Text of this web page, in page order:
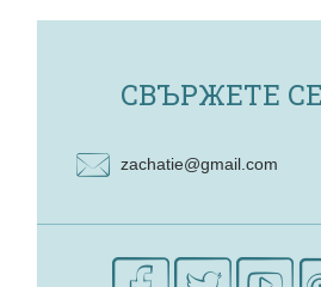
СВЪРЖЕТЕ
zachatie@gmail.com